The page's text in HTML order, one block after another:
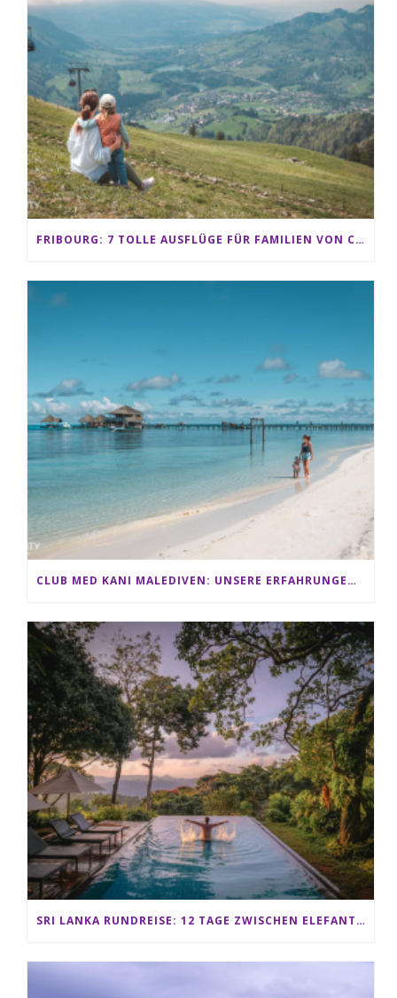
FRIBOURG: 7 TOLLE AUSFLÜGE FÜR FAMILIEN VON CHARMEY BIS LES PACCOTS
CLUB MED KANI MALEDIVEN: UNSERE ERFAHRUNGEN IM ALL-INCLUSIVE PARADIES
SRI LANKA RUNDREISE: 12 TAGE ZWISCHEN ELEFANTEN, TEEPLANTAGEN & STRAND ALS FAMILIE